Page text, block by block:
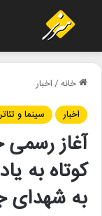
خانه/اخبار
اخبار
سینما و تئاتر
آغاز
کوتاه به
به شهدای جنگ